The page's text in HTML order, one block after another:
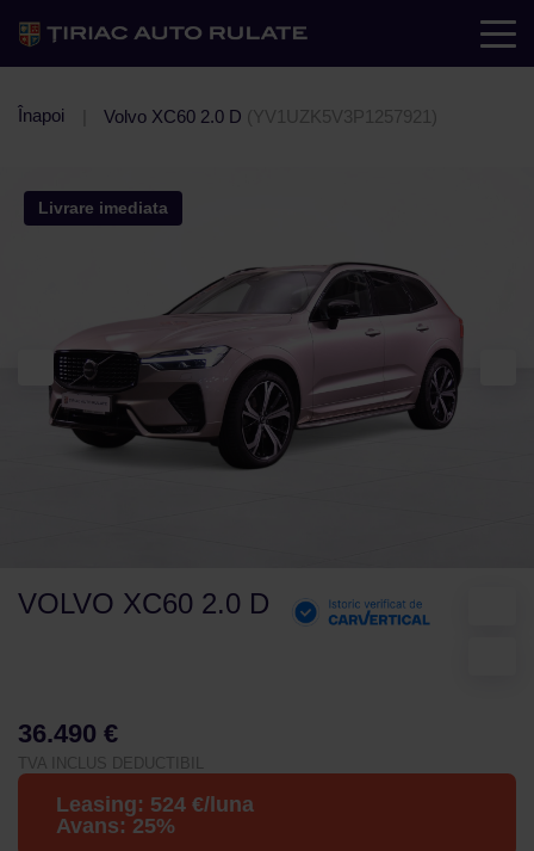
Înapoi Volvo XC60 2.0 D (YV1UZK5V3P1257921)
Livrare imediata
VOLVO XC60 2.0 D
36.490 €
TVA INCLUS DEDUCTIBIL
Leasing: 524 €/luna
Avans: 25%